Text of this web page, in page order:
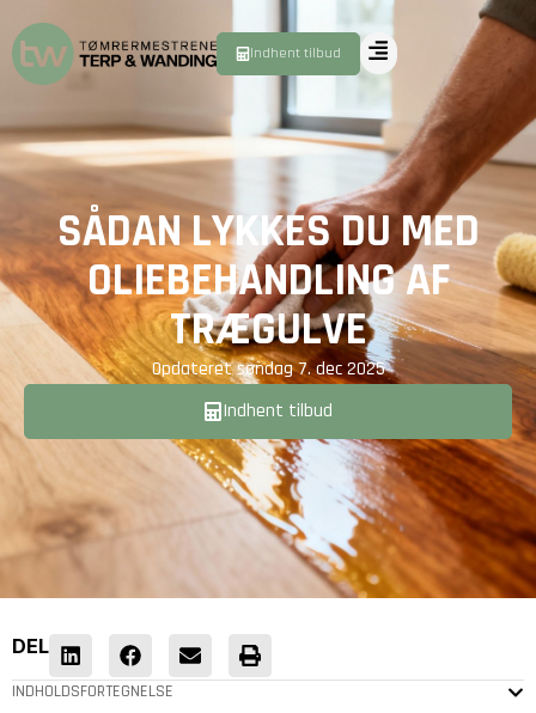
Indhent tilbud
SÅDAN LYKKES DU MED
OLIEBEHANDLING AF
TRÆGULVE
Opdateretsøndag 7. dec 2025
Indhent tilbud
DEL
INDHOLDSFORTEGNELSE